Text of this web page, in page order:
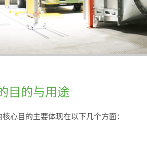
目的与用途
心目的主要体现在以下几个方面：